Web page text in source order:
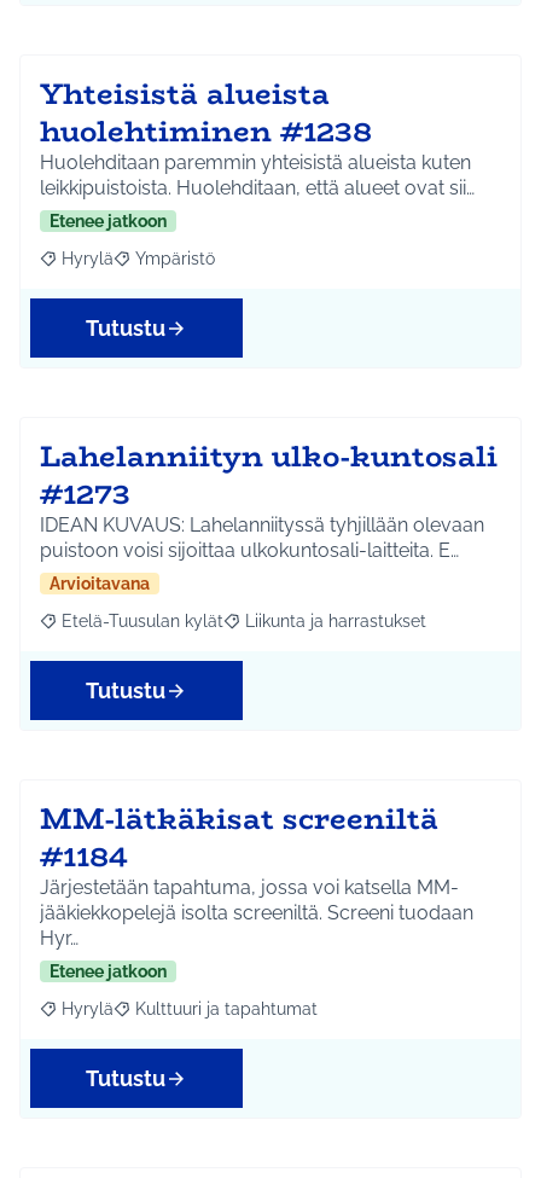
Yhteisistä alueista
huolehtiminen #1238
Huolehditaan paremmin yhteisistä alueista kuten
leikkipuistoista. Huolehditaan, että alueet ovat sii…
Etenee jatkoon
Rajaa tulokset aihepiirin mukaan: Hyrylä
Hyrylä Rajaa tulokset teeman mukaan: Ympäristö
Ympäristö
Tutustu
Lahelanniityn ulko-kuntosali
#1273
IDEAN KUVAUS: Lahelanniityssä tyhjillään olevaan
puistoon voisi sijoittaa ulkokuntosali-laitteita. E…
Arvioitavana
Rajaa tulokset aihepiirin mukaan: Etelä-Tuusulan kylät
Etelä-Tuusulan kylät Rajaa tulokset teeman mukaan:
Liikunta ja harrastukset
Tutustu
MM-lätkäkisat screeniltä
#1184
Järjestetään tapahtuma, jossa voi katsella MM-
jääkiekkopelejä isolta screeniltä. Screeni tuodaan
Hyr…
Etenee jatkoon
Rajaa tulokset aihepiirin mukaan: Hyrylä
Hyrylä Rajaa tulokset teeman mukaan: Kulttuuri ja
Kulttuuri ja tapahtumat
Tutustu